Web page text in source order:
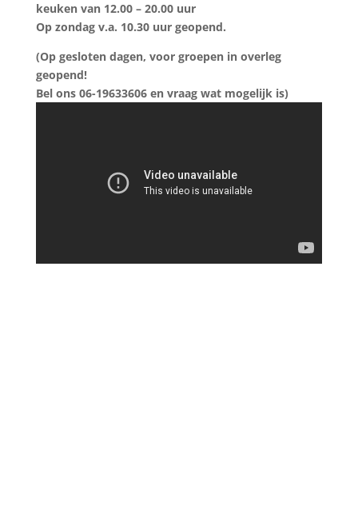
keuken van 12.00 – 20.00 uur
Op zondag v.a. 10.30 uur geopend.
(Op gesloten dagen, voor groepen in overleg
geopend!
Bel ons 06-19633606 en vraag wat mogelijk is)